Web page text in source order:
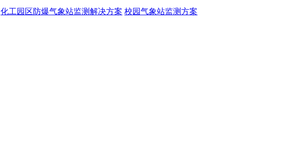
化工园区防爆气象站监测解决方案 校园气象站监测方案